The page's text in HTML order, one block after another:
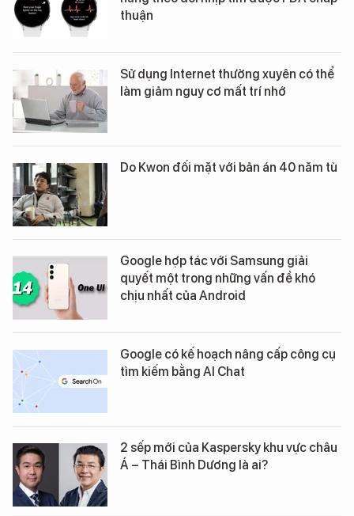
thuận
Sử dụng Internet thường xuyên có thể
làm giảm nguy cơ mất trí nhớ
Do Kwon đối mặt với bản án 40 năm tù
Google hợp tác với Samsung giải
quyết một trong những vấn đề khó
chịu nhất của Android
Google có kế hoạch nâng cấp công cụ
tìm kiếm bằng AI Chat
2 sếp mới của Kaspersky khu vực châu
Á – Thái Bình Dương là ai?